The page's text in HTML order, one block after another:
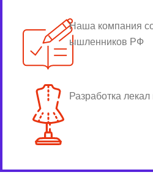
Наша компания
ышленников РФ
Разработка